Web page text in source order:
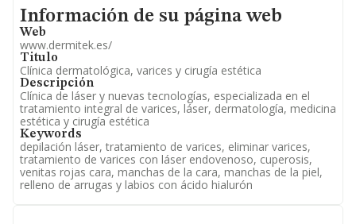
Accionistas.
Participaciones y Vinculaciones en otras empresas.
Información oficial y registral complementaria.
Informacion de su página web
Información de su página web
Web
www.dermitek.es/
Titulo
Clínica dermatológica, varices y cirugía estética
Descripción
Clínica de láser y nuevas tecnologías, especializada en el
tratamiento integral de varices, láser, dermatología, medicina
estética y cirugía estética
Keywords
depilación láser, tratamiento de varices, eliminar varices,
tratamiento de varices con láser endovenoso, cuperosis,
venitas rojas cara, manchas de la cara, manchas de la piel,
relleno de arrugas y labios con ácido hialurón